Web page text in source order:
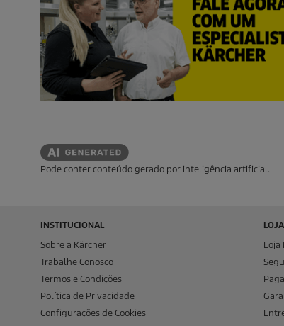
Pode conter conteúdo gerado por inteligência artificial.
INSTITUCIONAL
Sobre a Kärcher
Trabalhe Conosco
Termos e Condições
Política de Privacidade
Configurações de Cookies
Loja